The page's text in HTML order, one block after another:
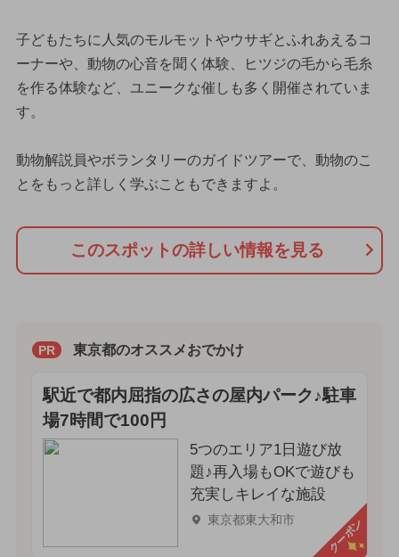
子どもたちに人気のモルモットやウサギとふれあえるコ
ーナーや、動物の心音を聞く体験、ヒツジの毛から毛糸
を作る体験など、ユニークな催しも多く開催されていま
す。
動物解説員やボランタリーのガイドツアーで、動物のこ
とをもっと詳しく学ぶこともできますよ。
このスポットの詳しい情報を見る
PR 東京都のオススメおでかけ
駅近で都内屈指の広さの屋内パーク♪駐車
場7時間で100円
5つのエリア1日遊び放
題♪再入場もOKで遊びも
充実しキレイな施設
東京都東大和市 クーポン